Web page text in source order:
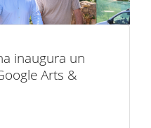
inaugura un
Arts &